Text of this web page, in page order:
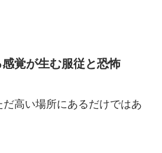
覚が生む服従と恐怖
高い場所にあるだけではあ